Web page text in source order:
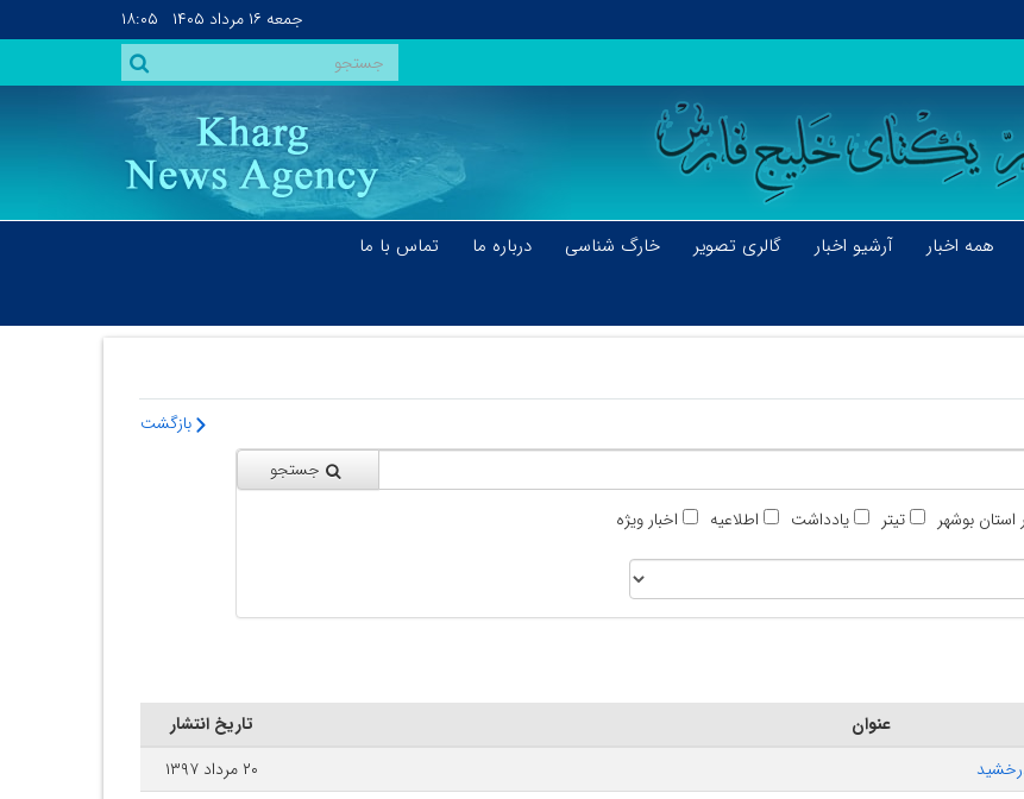
جمعه ۱۶ مرداد ۱۴۰۵ ۱۸:۰۵
همه اخبار آرشیو اخبار گالری تصویر خارگ شناسی درباره ما
تماس با ما
بازگشت
جستجو
استان بوشهر تیتر یادداشت اطلاعیه اخبار ویژه
عنوان
تاریخ انتشار
۲۰ مرداد ۱۳۹۷